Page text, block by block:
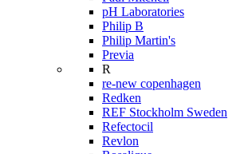
pH Laboratories
Philip B
Philip Martin's
Previa
R
re-new copenhagen
Redken
REF Stockholm Sweden
Refectocil
Revlon